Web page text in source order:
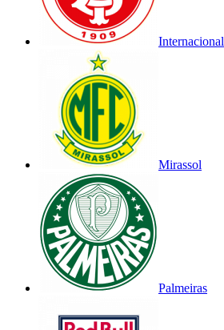
Internacional
Mirassol
Palmeiras